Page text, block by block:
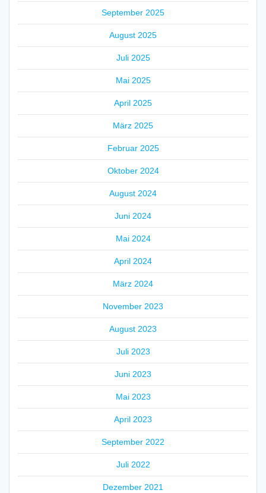
September 2025
August 2025
Juli 2025
Mai 2025
April 2025
März 2025
Februar 2025
Oktober 2024
August 2024
Juni 2024
Mai 2024
April 2024
März 2024
November 2023
August 2023
Juli 2023
Juni 2023
Mai 2023
April 2023
September 2022
Juli 2022
Dezember 2021